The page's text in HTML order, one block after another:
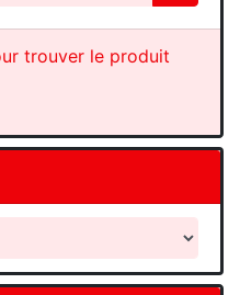
trouver le produit